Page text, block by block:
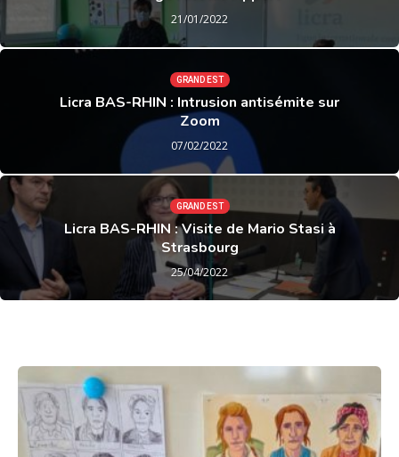
21/01/2022
GRAND EST
Licra BAS-RHIN : Intrusion antisémite sur
Zoom
07/02/2022
GRAND EST
Licra BAS-RHIN : Visite de Mario Stasi à
Strasbourg
25/04/2022